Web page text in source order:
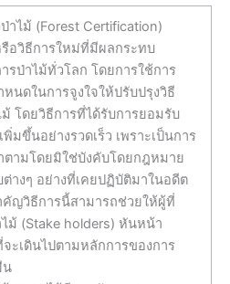
าไม้ (Forest Certification)
รือวิธีการใหม่ที่มีผลกระทบ
รป่าไม้ทั่วโลก โดยการใช้การ
นดในการจูงใจให้ปรับปรุงวิธี
โดยวิธีการที่ได้รับการยอมรับ
มขึ้นอย่างรวดเร็ว เพราะเป็นการ
ตามโดยมิใช่บังคับโดยกฎหมาย
างๆ อย่างที่เคยปฏิบัติมาในอดีต
คัญวิธีการนี้สามารถช่วยให้ผู้ที่
ม้ (Stake holders) หันหน้า
ะเดินไปตามหลักการของการ
น